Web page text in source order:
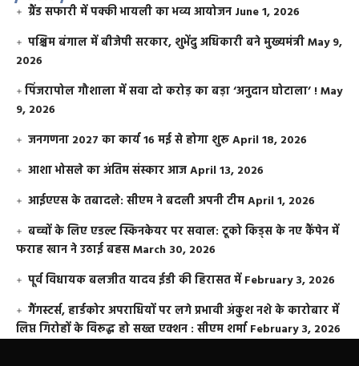
ग्रैंड सफारी में पक्की भायली का भव्य आयोजन June 1, 2026
पश्चिम बंगाल में बीजेपी सरकार, शुभेंदु अधिकारी बने मुख्यमंत्रीMay 9,
2026
​पिंजरापोल गौशाला में सवा दो करोड़ का बड़ा ‘अनुदान घोटाला’ !May
9, 2026
जनगणना 2027 का कार्य 16 मई से होगा शुरूApril 18, 2026
आशा भोसले का अंतिम संस्कार आजApril 13, 2026
आईएएस के तबादले: सीएम ने बदली अपनी टीमApril 1, 2026
बच्चों के लिए एडल्ट स्किनकेयर पर सवाल: टूको किड्स के नए कैंपेन में
फराह खान ने उठाई बहसMarch 30, 2026
पूर्व विधायक बलजीत यादव ईडी की हिरासत में February 3, 2026
गैंगस्टर्स, हार्डकोर अपराधियों पर लगे प्रभावी अंकुश नशे के कारोबार में
लिप्त गिरोहों के विरूद्ध हो सख्त एक्शन : सीएम शर्मा February 3, 2026